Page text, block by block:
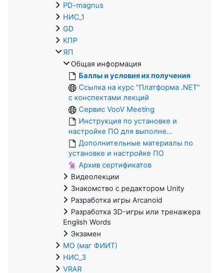
PD-magnus
НИС_1
GD
КПР
ЯП
Общая информация
Баллы и условия их получения
Ссылка на курс "Платформа .NET"
с конспектами лекций
Сервис VooV Meeting
Инструкция по установке и
настройке ПО для выполне...
Дополнительные материалы по
установке и настройке ПО
Архив сертификатов
Видеолекции
Знакомство с редактором Unity
Разработка игры Arcanoid
Разработка 3D-игры или тренажера
English Words
Экзамен
МО (маг ФИИТ)
НИС_3
VRAR